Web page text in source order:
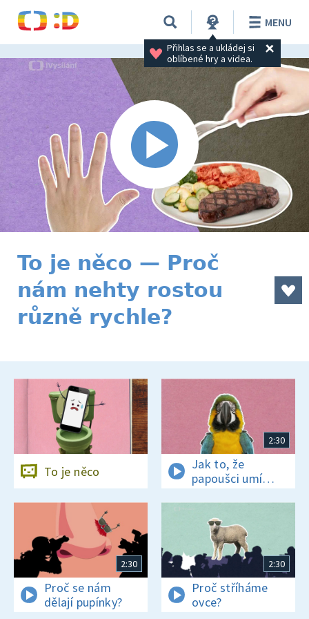
Přihlas se a ukládej si
oblíbené hry a videa.
MENU
To je něco — Proč
nám nehty rostou
různě rychle?
To je něco
2:30
Jak to, že
papoušci umí
mluvit?
2:30
Proč se nám
dělají pupínky?
2:30
Proč stříháme
ovce?